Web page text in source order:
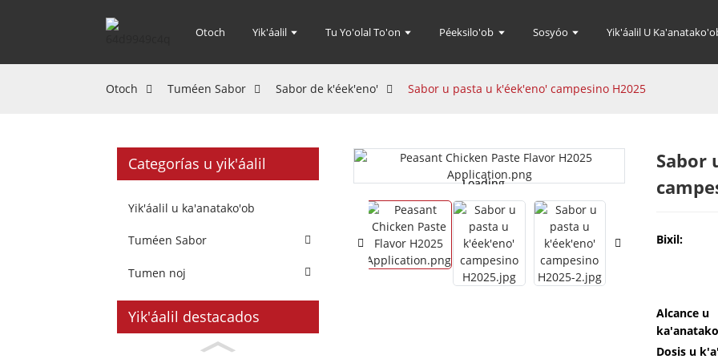
Otoch Yik'áalil Tu Yo'olal To'on Péeksilo'ob Sosyóo Yik'áalil U
Otoch Tuméen Sabor Sabor de k'éek'eno' Sabor u pasta u k'éek'eno' campesino H2025
Categorías u yik'áalil
Yik'áalil u ka'anatako'ob
Tuméen Sabor
Tumen noj
Yik'áalil destacados
Loading...
Loading...
Sabor
Bixil:
Alcance u
Dosis u